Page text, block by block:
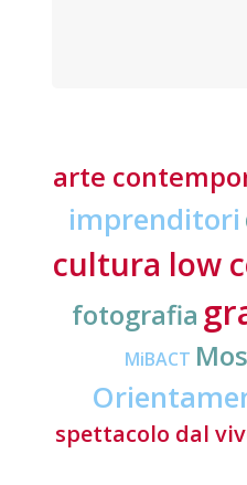
arte
imprenditori
cultura low
fotografia
MiBACT
spettacolo dal